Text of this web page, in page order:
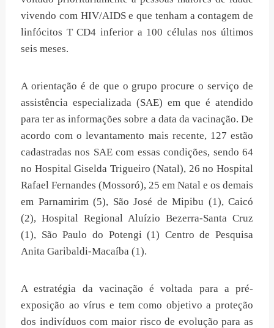
vivendo com HIV/AIDS e que tenham a contagem de
linfócitos T CD4 inferior a 100 células nos últimos
seis meses.
A orientação é de que o grupo procure o serviço de
assistência especializada (SAE) em que é atendido
para ter as informações sobre a data da vacinação. De
acordo com o levantamento mais recente, 127 estão
cadastradas nos SAE com essas condições, sendo 64
no Hospital Giselda Trigueiro (Natal), 26 no Hospital
Rafael Fernandes (Mossoró), 25 em Natal e os demais
em Parnamirim (5), São José de Mipibu (1), Caicó
(2), Hospital Regional Aluízio Bezerra-Santa Cruz
(1), São Paulo do Potengi (1) Centro de Pesquisa
Anita Garibaldi-Macaíba (1).
A estratégia da vacinação é voltada para a pré-
exposição ao vírus e tem como objetivo a proteção
dos indivíduos com maior risco de evolução para as